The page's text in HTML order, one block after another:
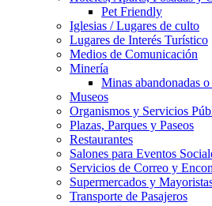
Pet Friendly
Iglesias / Lugares de culto
Lugares de Interés Turístico
Medios de Comunicación
Minería
Minas abandonadas o
Museos
Organismos y Servicios
Plazas, Parques y Paseos
Restaurantes
Salones para Eventos
Servicios de Correo y
Supermercados y
Transporte de Pasajeros